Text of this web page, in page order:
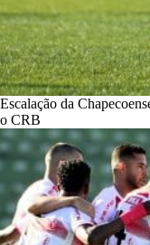
Escalação da
o CRB